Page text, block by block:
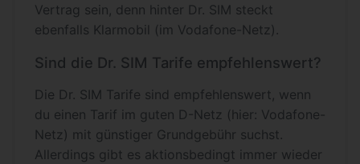
Vertrag sein, denn hinter Dr. SIM steckt
ebenfalls Klarmobil (im Vodafone-Netz).
Sind die Dr. SIM Tarife empfehlenswert?
Die Dr. SIM Tarife sind empfehlenswert, wenn
du einen Tarif im guten D-Netz (hier: Vodafone-
Netz) mit günstiger Grundgebühr suchst.
Allerdings gibt es aktionsbedingt immer wieder